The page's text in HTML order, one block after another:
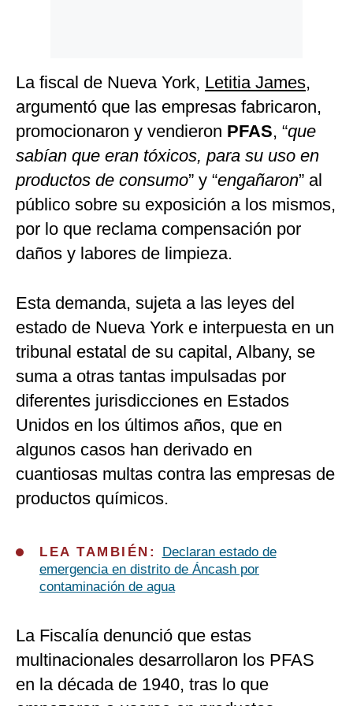
La fiscal de Nueva York, Letitia James,
argumentó que las empresas fabricaron,
promocionaron y vendieron PFAS, “que
sabían que eran tóxicos, para su uso en
productos de consumo” y “engañaron” al
público sobre su exposición a los mismos,
por lo que reclama compensación por
daños y labores de limpieza.
Esta demanda, sujeta a las leyes del
estado de Nueva York e interpuesta en un
tribunal estatal de su capital, Albany, se
suma a otras tantas impulsadas por
diferentes jurisdicciones en Estados
Unidos en los últimos años, que en
algunos casos han derivado en
cuantiosas multas contra las empresas de
productos químicos.
LEA TAMBIÉN:
Declaran estado de
emergencia en distrito de Áncash por
contaminación de agua
La Fiscalía denunció que estas
multinacionales desarrollaron los PFAS
en la década de 1940, tras lo que